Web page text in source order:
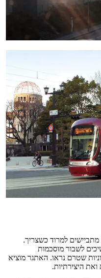
למרוד כשצריך.
לשבור מוסכמות
שטרם נראו. האתגר מוציא
היצירתיות.